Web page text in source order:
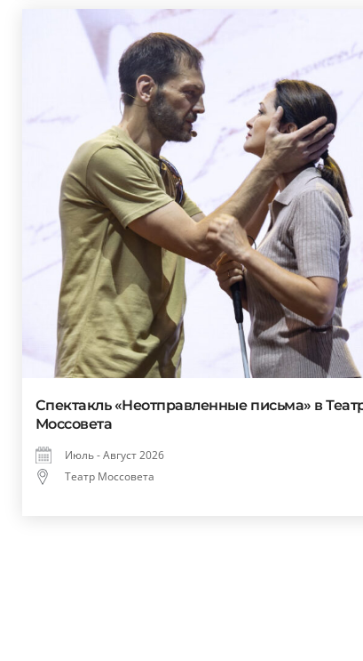
Спектакль «Неотправленные письма» в
Моссовета
Июль - Август 2026
Театр Моссовета